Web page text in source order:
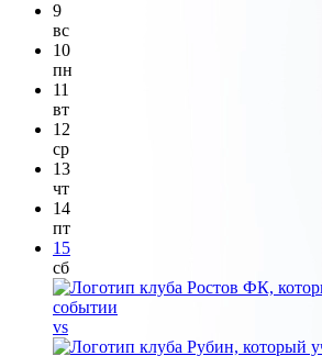
9
вс
10
пн
11
вт
12
ср
13
чт
14
пт
15
сб
vs